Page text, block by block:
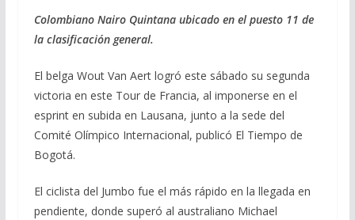
Colombiano Nairo Quintana ubicado en el puesto 11 de
la clasificación general.
El belga Wout Van Aert logró este sábado su segunda
victoria en este Tour de Francia, al imponerse en el
esprint en subida en Lausana, junto a la sede del
Comité Olímpico Internacional, publicó El Tiempo de
Bogotá.
El ciclista del Jumbo fue el más rápido en la llegada en
pendiente, donde superó al australiano Michael